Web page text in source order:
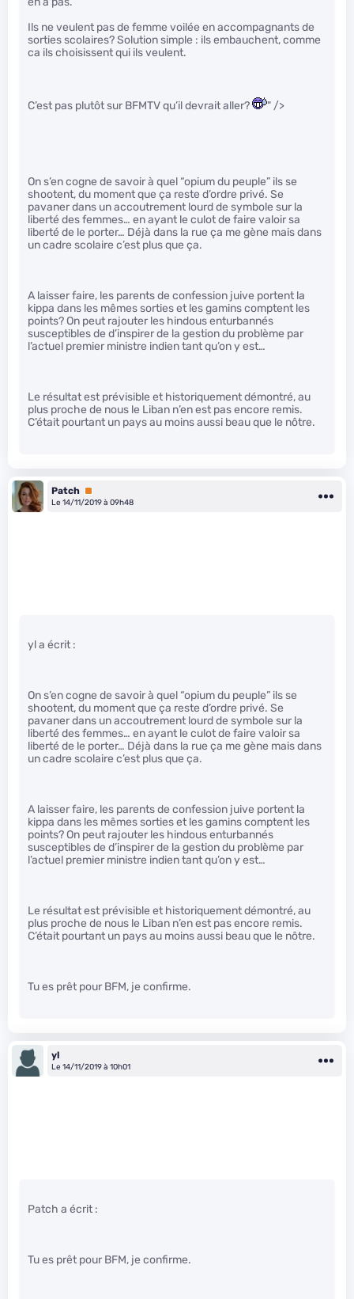
Ils ne veulent pas de femme voilée en accompagnants de
sorties scolaires? Solution simple : ils embauchent, comme
ca ils choisissent qui ils veulent.
C’est pas plutôt sur BFMTV qu’il devrait aller? " />
On s’en cogne de savoir à quel “opium du peuple” ils se
shootent, du moment que ça reste d’ordre privé. Se
pavaner dans un accoutrement lourd de symbole sur la
liberté des femmes… en ayant le culot de faire valoir sa
liberté de le porter… Déjà dans la rue ça me gène mais dans
un cadre scolaire c’est plus que ça.
A laisser faire, les parents de confession juive portent la
kippa dans les mêmes sorties et les gamins comptent les
points? On peut rajouter les hindous enturbannés
susceptibles de d’inspirer de la gestion du problème par
l’actuel premier ministre indien tant qu’on y est…
Le résultat est prévisible et historiquement démontré, au
plus proche de nous le Liban n’en est pas encore remis.
C’était pourtant un pays au moins aussi beau que le nôtre.
Patch Premium
Le 14/11/2019 à 09h48
yl a écrit :
On s’en cogne de savoir à quel “opium du peuple” ils se
shootent, du moment que ça reste d’ordre privé. Se
pavaner dans un accoutrement lourd de symbole sur la
liberté des femmes… en ayant le culot de faire valoir sa
liberté de le porter… Déjà dans la rue ça me gène mais dans
un cadre scolaire c’est plus que ça.
A laisser faire, les parents de confession juive portent la
kippa dans les mêmes sorties et les gamins comptent les
points? On peut rajouter les hindous enturbannés
susceptibles de d’inspirer de la gestion du problème par
l’actuel premier ministre indien tant qu’on y est…
Le résultat est prévisible et historiquement démontré, au
plus proche de nous le Liban n’en est pas encore remis.
C’était pourtant un pays au moins aussi beau que le nôtre.
Tu es prêt pour BFM, je confirme.
yl
Le 14/11/2019 à 10h01
Patch a écrit :
Tu es prêt pour BFM, je confirme.